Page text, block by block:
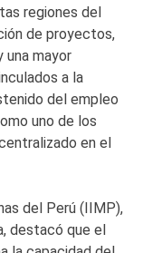
regiones del
de proyectos,
una mayor
a la
del empleo
uno de los
en el
del Perú (IIMP),
destacó que el